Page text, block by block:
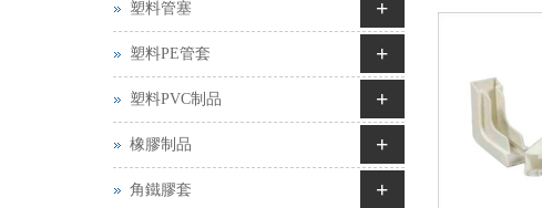
塑料管塞 +
塑料PE管套 +
塑料PVC制品 +
橡膠制品 +
角鐵膠套 +